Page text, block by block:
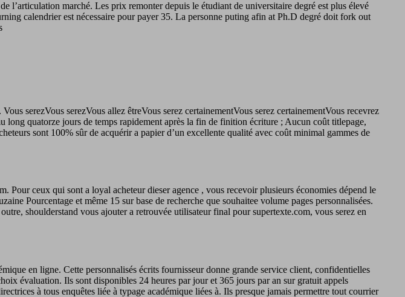
l’articulation marché. Les prix remonter depuis le étudiant de universitaire degré est plus élevé
calendrier est nécessaire pour payer 35. La personne puting afin at Ph.D degré doit fork out
serezVous serezVous allez êtreVous serez certainementVous serez certainementVous recevrez
quatorze jours de temps rapidement après la fin de finition écriture ; Aucun coût titlepage,
sont 100% sûr de acquérir a papier d’un excellente qualité avec coût minimal gammes de
Pour ceux qui sont a loyal acheteur dieser agence , vous recevoir plusieurs économies dépend le
Pourcentage et même 15 sur base de recherche que souhaitee volume pages personnalisées.
shoulderstand vous ajouter a retrouvée utilisateur final pour supertexte.com, vous serez en
en ligne. Cette personnalisés écrits fournisseur donne grande service client, confidentielles
évaluation. Ils sont disponibles 24 heures par jour et 365 jours par an sur gratuit appels
à tous enquêtes liée à typage académique liées à. Ils presque jamais permettre tout courrier